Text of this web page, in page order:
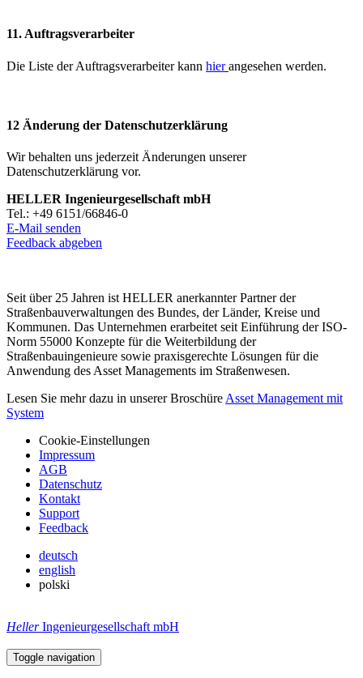
11. Auftragsverarbeiter
Die Liste der Auftragsverarbeiter kann hierangesehen werden.
12 Änderung der Datenschutzerklärung
Wir behalten uns jederzeit Änderungen unserer
Datenschutzerklärung vor.
HELLER Ingenieurgesellschaft mbH
Tel.: +49 6151/66846-0
E-Mail senden
Feedback abgeben
Seit über 25 Jahren ist HELLER anerkannter Partner der
Straßenbauverwaltungen des Bundes, der Länder, Kreise und
Kommunen. Das Unternehmen erarbeitet seit Einführung der ISO-
Norm 55000 Konzepte für die Weiterbildung der
Straßenbauingenieure sowie praxisgerechte Lösungen für die
Anwendung des Asset Managements im Straßenwesen.
Lesen Sie mehr dazu in unserer Broschüre Asset Management mit
System
Cookie-Einstellungen
Impressum
AGB
Datenschutz
Kontakt
Support
Feedback
deutsch
english
polski
HellerIngenieurgesellschaft mbH
Toggle navigation